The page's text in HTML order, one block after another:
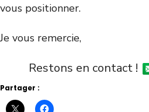
vous positionner.
Je vous remercie,
Restons en contact !
Partager :